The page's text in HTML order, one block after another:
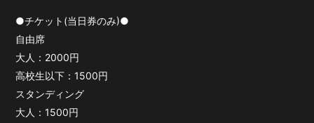
●チケット(当日券のみ)●
自由席
大人：2000円
高校生以下：1500円
スタンディング
大人：1500円